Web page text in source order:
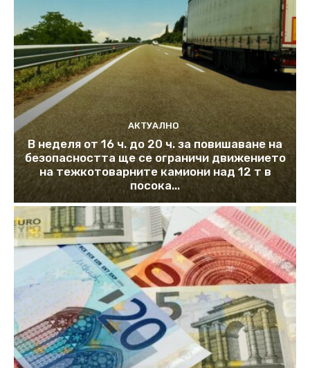
АКТУАЛНО
В неделя от 16 ч. до 20 ч. за повишаване на
безопасността ще се ограничи движението
на тежкотоварните камиони над 12 т в
посока...